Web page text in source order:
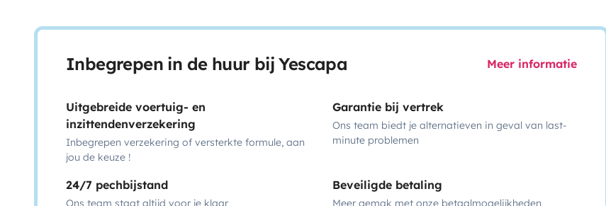
Inbegrepen in de huur bij Yescapa Meer informatie
Uitgebreide voertuig- en
inzittendenverzekering
Inbegrepen verzekering of versterkte formule, aan
jou de keuze !
Garantie bij vertrek
Ons team biedt je alternatieven in geval van last-
minute problemen
24/7 pechbijstand
Ons team staat altijd voor je klaar
Beveiligde betaling
Meer gemak met onze betaalmogelijkheden